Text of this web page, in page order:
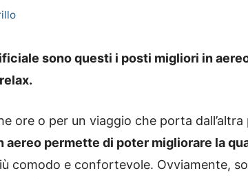
sono questi i posti migliori in
ore o per un viaggio che porta
permette di poter migliorare la
comodo e confortevole. Ovviamente,